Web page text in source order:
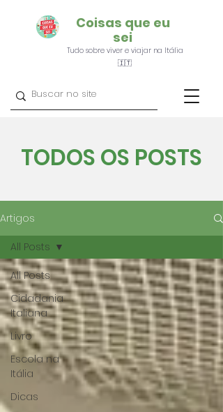
Coisas que eu
sei
Tudo sobre viver e viajar na Itália
🇮🇹
TODOS OS POSTS
Artigos
All Posts
Cidadania
Italiana
Livro
Escola na
Itália
Dicas
All Posts